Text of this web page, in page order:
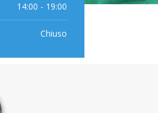
14:00 - 19:00
Chiuso